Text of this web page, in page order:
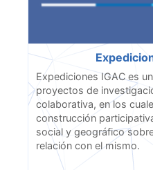
Expediciones IGAC es
proyectos de
colaborativa, en los
construcción
social y geográfico
relación con el mismo.